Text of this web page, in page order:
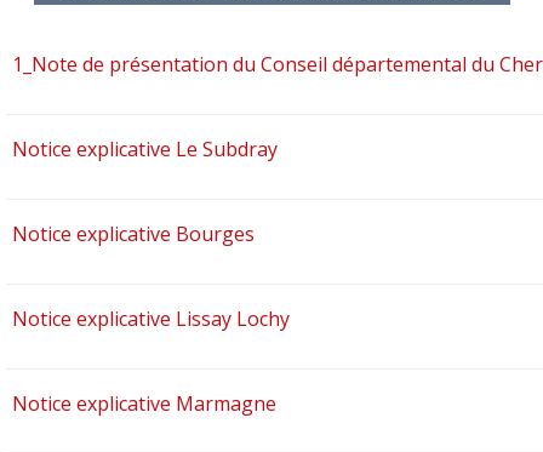
1_Note de présentation du Conseil départemental du Cher
Notice explicative Le Subdray
Notice explicative Bourges
Notice explicative Lissay Lochy
Notice explicative Marmagne